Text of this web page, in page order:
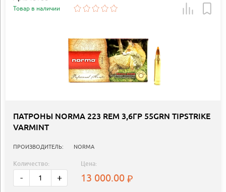
Товар в наличии
ПАТРОНЫ NORMA 223 REM 3,6ГР 55GRN TIPSTRIKE
VARMINT
ПРОИЗВОДИТЕЛЬ: NORMA
Количество:
- +
Цена:
13 000.00